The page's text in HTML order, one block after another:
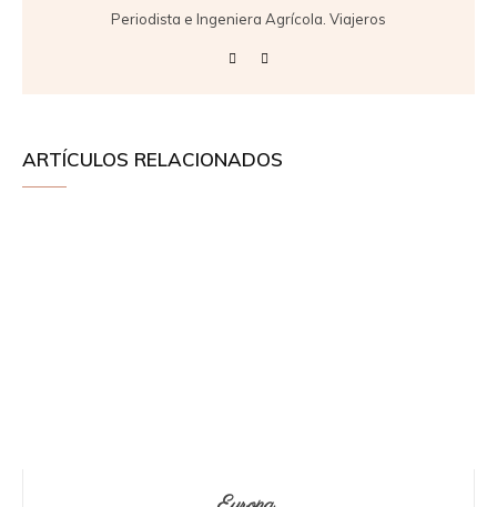
Periodista e Ingeniera Agrícola. Viajeros
ARTÍCULOS RELACIONADOS